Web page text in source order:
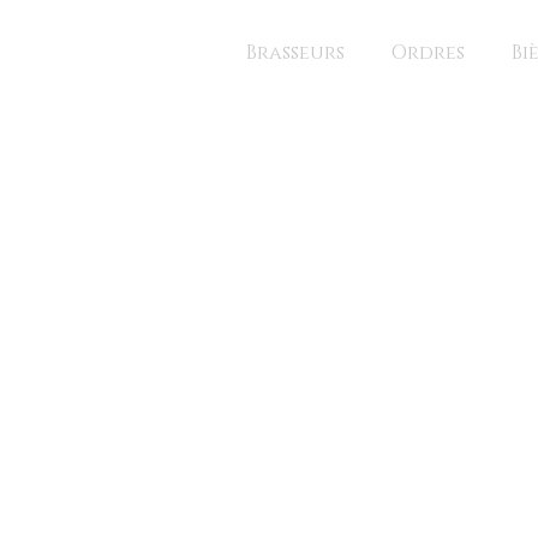
Brasseurs Ordres